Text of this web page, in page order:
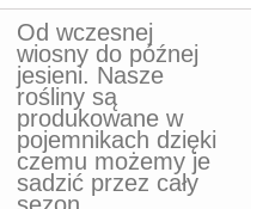
Od wczesnej
wiosny do późnej
jesieni. Nasze
rośliny są
produkowane w
pojemnikach dzięki
czemu możemy je
sadzić przez cały